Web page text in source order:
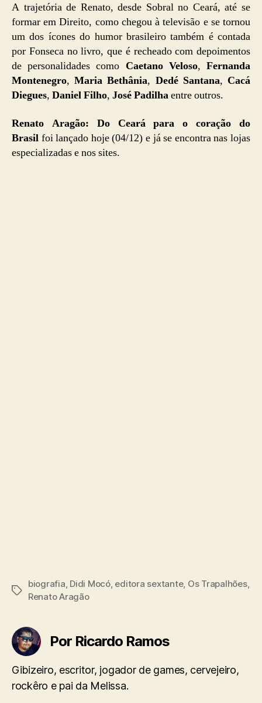
A trajetória de Renato, desde Sobral no Ceará, até se
formar em Direito, como chegou à televisão e se tornou
um dos ícones do humor brasileiro também é contada
por Fonseca no livro, que é recheado com depoimentos
de personalidades como Caetano Veloso,Fernanda
Montenegro,Maria Bethânia, Dedé Santana, Cacá
Diegues, Daniel Filho, José Padilhaentre outros.
Renato Aragão: Do Ceará para o coração do
Brasil foi lançado hoje (04/12) e já se encontra nas lojas
especializadas e nos sites.
Tags
biografia, Didi Mocó, editora sextante, Os Trapalhões,
Renato Aragão
Por Ricardo Ramos
Gibizeiro, escritor, jogador de games, cervejeiro,
rockêro e pai da Melissa.